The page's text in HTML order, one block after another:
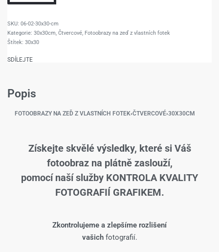
06-02-30x30-cm
Kategorie: 30x30cm, Čtvercové, Fotoobrazy na zeď z vlastních fotek
Štítek: 30x30
SDÍLEJTE
Popis
FOTOOBRAZY NA ZEĎ Z VLASTNÍCH FOTEK›ČTVERCOVÉ›30X30CM
Získejte skvělé výsledky, které si Váš
fotoobraz na plátně zaslouží,
pomocí naší služby KONTROLA KVALITY
FOTOGRAFIÍ GRAFIKEM.
Zkontrolujeme a zlepšíme rozlišení
vašich fotografií.